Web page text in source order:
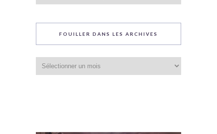
blog
FOUILLER DANS LES ARCHIVES
dans
les